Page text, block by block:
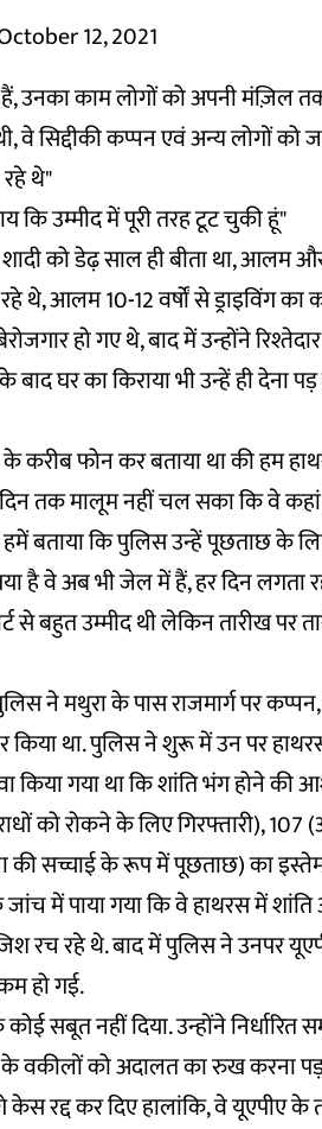
12, 2021
उनका काम लोगों को अपनी मंज़िल
वे सिद्दीकी कप्पन एवं अन्य लोगों
थे"
उम्मीद में पूरी तरह टूट चुकी हूं"
को डेढ़ साल ही बीता था, आलम
थे, आलम 10-12 वर्षों से ड्राइविंग का
हो गए थे, बाद में उन्होंने
घर का किराया भी उन्हें ही देना
फोन कर बताया था की हम
तक मालूम नहीं चल सका कि वे
बताया कि पुलिस उन्हें पूछताछ के
है वे अब भी जेल में हैं, हर दिन लगता
बहुत उम्मीद थी लेकिन तारीख पर
ने मथुरा के पास राजमार्ग पर
था. पुलिस ने शुरू में उन पर
किया गया था कि शांति भंग होने
को रोकने के लिए गिरफ्तारी), 107
की सच्चाई के रूप में पूछताछ) का
जांच में पाया गया कि वे हाथरस में
रच रहे थे. बाद में पुलिस ने उनपर
हो गई.
सबूत नहीं दिया. उन्होंने निर्धारित
वकीलों को अदालत का रुख करना
रद्द कर दिए हालांकि, वे यूएपीए